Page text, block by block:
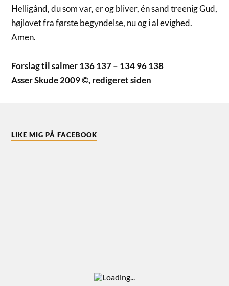
Helligånd, du som var, er og bliver, én sand treenig Gud,
højlovet fra første begyndelse, nu og i al evighed.
Amen.
Forslag til salmer 136 137 – 134 96 138
Asser Skude 2009 ©, redigeret siden
LIKE MIG PÅ FACEBOOK